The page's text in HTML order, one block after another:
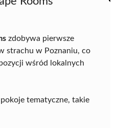
zdobywa pierwsze
strachu w Poznaniu, co
wśród lokalnych
tematyczne, takie